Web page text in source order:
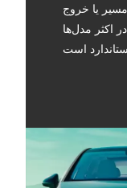
یا خروج
اکثر مدل‌ها